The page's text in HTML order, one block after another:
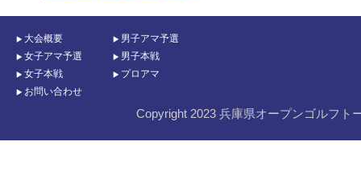
大会概要
男子アマ予選
女子アマ予選
男子本戦
女子本戦
プロアマ
お問い合わせ
Copyright 2023 兵庫県オープンゴルフト